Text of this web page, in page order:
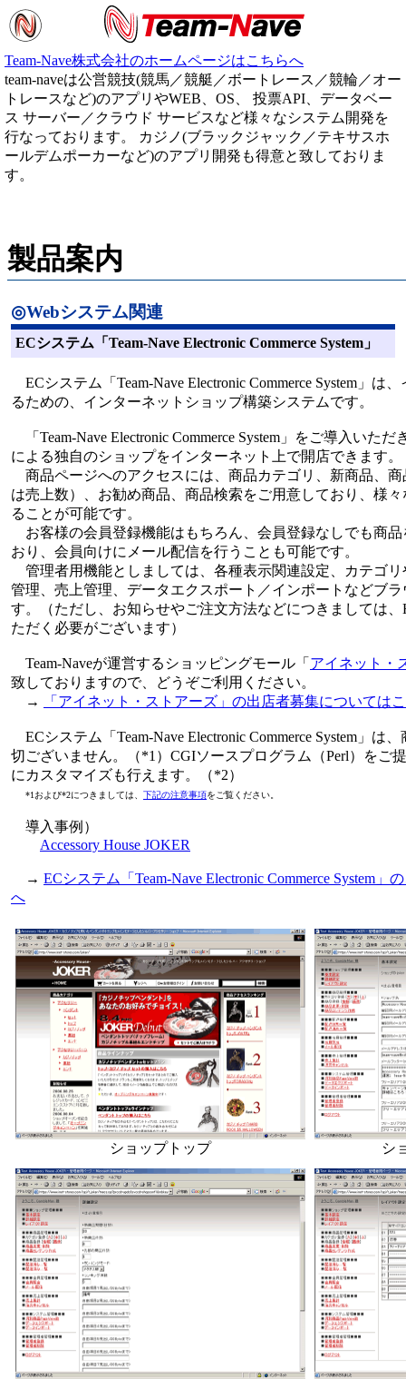
Team-Nave株式会社のホームページはこちらへ
team-naveは公営競技(競馬／競艇／ボートレース／競輪／オー
トレースなど)のアプリやWEB、OS、 投票API、データベー
ス サーバー／クラウド サービスなど様々なシステム開発を
行なっております。 カジノ(ブラックジャック／テキサスホ
ールデムポーカーなど)のアプリ開発も得意と致しておりま
す。
製品案内
◎Webシステム関連
ECシステム「Team-Nave Electronic Commerce System」
ECシステム「Team-Nave Electronic Commerce System」は
るための、インターネットショップ構築システムです。
「Team-Nave Electronic Commerce System」をご導入いた
による独自のショップをインターネット上で開店できます。
商品ページへのアクセスには、商品カテゴリ、新商品、
は売上数）、お勧め商品、商品検索をご用意しており、様
ることが可能です。
お客様の会員登録機能はもちろん、会員登録なしでも商
おり、会員向けにメール配信を行うことも可能です。
管理者用機能としましては、各種表示関連設定、カテゴ
管理、売上管理、データエクスポート／インポートなどブ
す。（ただし、お知らせやご注文方法などにつきましては
ただく必要がございます）
Team-Naveが運営するショッピングモール「 アイネット・
致しておりますので、どうぞご利用ください。
→
「アイネット・ストアーズ」の出店者募集については
ECシステム「Team-Nave Electronic Commerce System」は
切ございません。（*1）CGIソースプログラム（Perl）をご
にカスタマイズも行えます。（*2）
*1および*2につきましては、 下記の注意事項をご覧ください。
導入事例）
Accessory House JOKER
→ ECシステム「Team-Nave Electronic Commerce System
へ
ショップトップ シ